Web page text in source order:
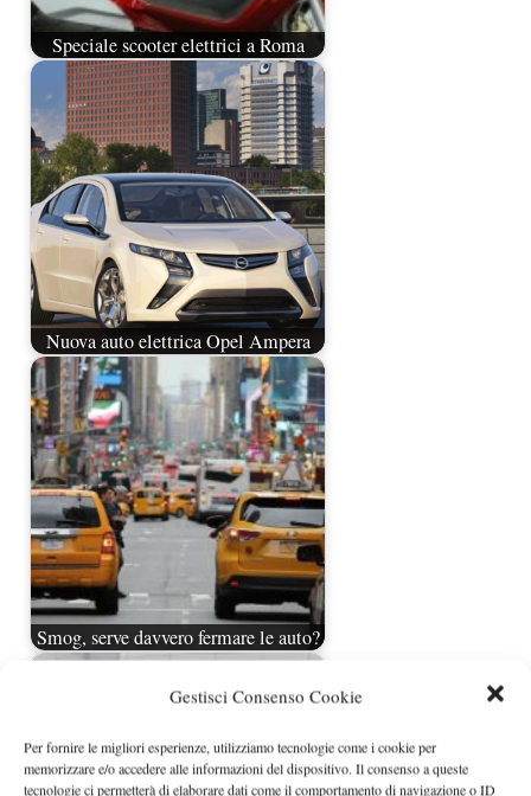
Gestisci Consenso Cookie
Per fornire le migliori esperienze, utilizziamo tecnologie come i cookie per
memorizzare e/o accedere alle informazioni del dispositivo. Il consenso a queste
tecnologie ci permetterà di elaborare dati come il comportamento di navigazione o ID
Speciale scooter elettrici a Roma
Nuova auto elettrica Opel Ampera
Smog, serve davvero fermare le auto?